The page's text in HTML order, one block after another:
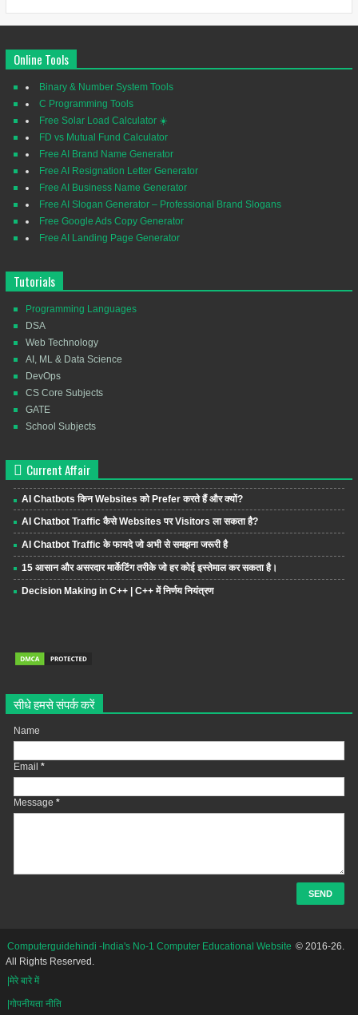
Online Tools
Binary & Number System Tools
C Programming Tools
Free Solar Load Calculator ☀️
FD vs Mutual Fund Calculator
Free AI Brand Name Generator
Free AI Resignation Letter Generator
Free AI Business Name Generator
Free AI Slogan Generator – Professional Brand Slogans
Free Google Ads Copy Generator
Free AI Landing Page Generator
Tutorials
Programming Languages
DSA
Web Technology
AI, ML & Data Science
DevOps
CS Core Subjects
GATE
School Subjects
Current Affair
AI Chatbots किन Websites को Prefer करते हैं और क्यों?
AI Chatbot Traffic कैसे Websites पर Visitors ला सकता है?
AI Chatbot Traffic के फायदे जो अभी से समझना जरूरी है
15 आसान और असरदार मार्केटिंग तरीके जो हर कोई इस्तेमाल कर सकता है।
Decision Making in C++ | C++ में निर्णय नियंत्रण
सीधे हमसे संपर्क करें
Name
Email *
Message *
Computerguidehindi -India's No-1 Computer Educational Website © 2016-26.
All Rights Reserved.
|मेरे बारे में
|गोपनीयता नीति